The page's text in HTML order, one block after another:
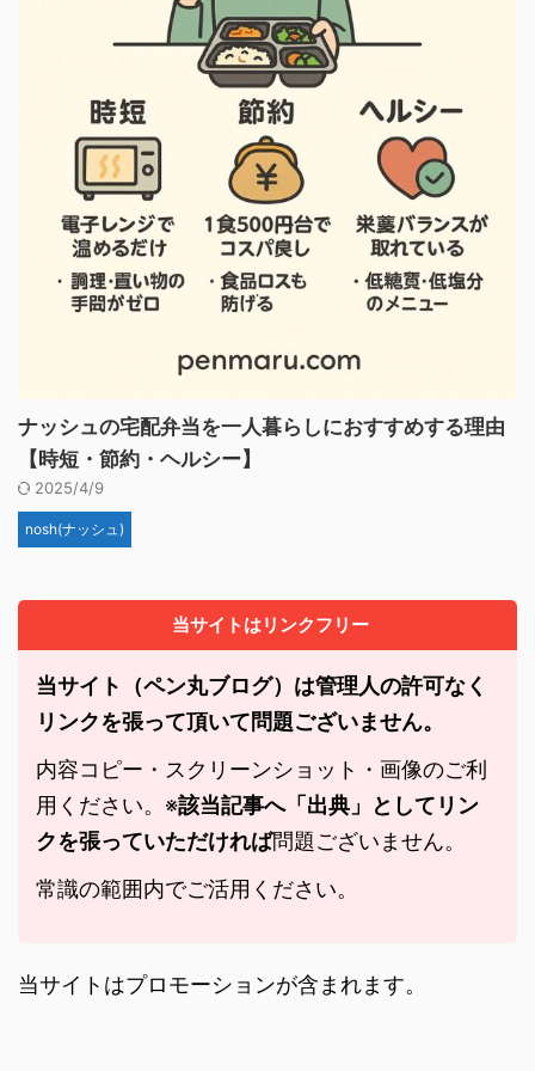
ナッシュの宅配弁当を一人暮らしにおすすめする理由
【時短・節約・ヘルシー】
2025/4/9
nosh(ナッシュ)
当サイトはリンクフリー
当サイト（ペン丸ブログ）は管理人の許可なく
リンクを張って頂いて問題ございません。
内容コピー・スクリーンショット・画像のご利
用ください。※該当記事へ「出典」としてリン
クを張っていただければ問題ございません。
常識の範囲内でご活用ください。
当サイトはプロモーションが含まれます。